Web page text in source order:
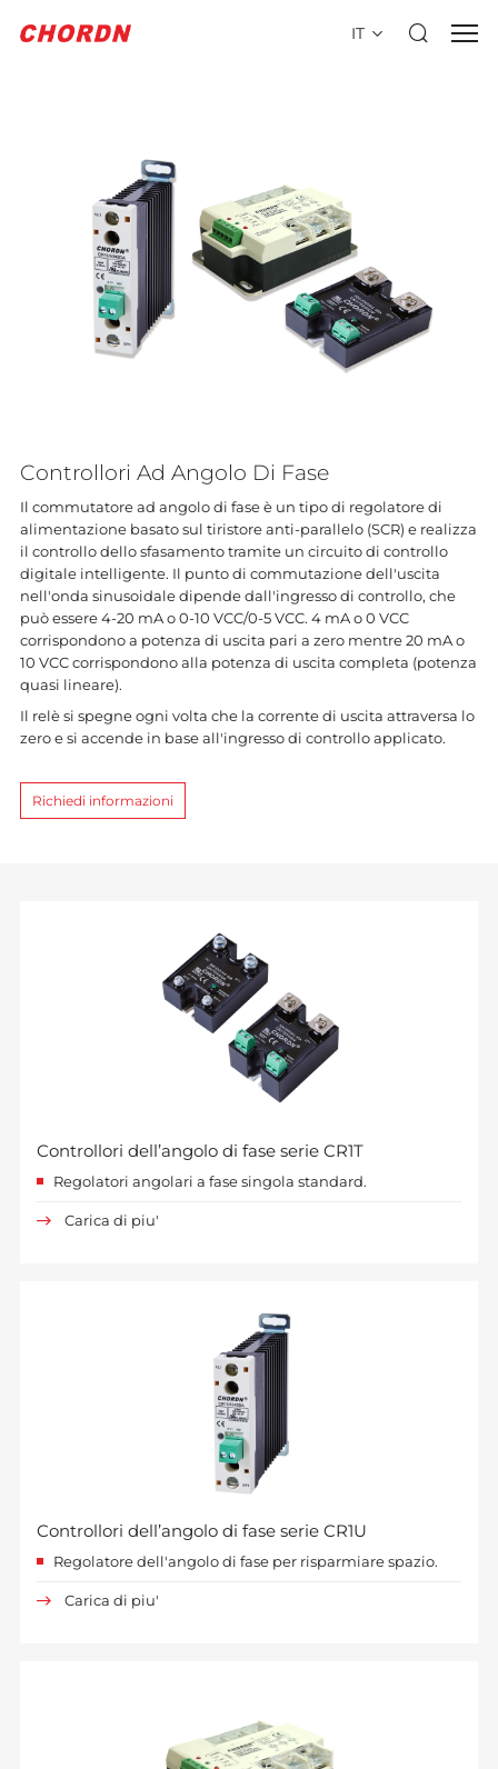
IT
Controllori Ad Angolo Di Fase
Il commutatore ad angolo di fase è un tipo di regolatore di
alimentazione basato sul tiristore anti-parallelo (SCR) e realizza
il controllo dello sfasamento tramite un circuito di controllo
digitale intelligente. Il punto di commutazione dell'uscita
nell'onda sinusoidale dipende dall'ingresso di controllo, che
può essere 4-20 mA o 0-10 VCC/0-5 VCC. 4 mA o 0 VCC
corrispondono a potenza di uscita pari a zero mentre 20 mA o
10 VCC corrispondono alla potenza di uscita completa (potenza
quasi lineare).
Il relè si spegne ogni volta che la corrente di uscita attraversa lo
zero e si accende in base all'ingresso di controllo applicato.
Richiedi informazioni
Controllori dell’angolo di fase serie CR1T
Regolatori angolari a fase singola standard.
Carica di piu'
Controllori dell’angolo di fase serie CR1U
Regolatore dell'angolo di fase per risparmiare spazio.
Carica di piu'